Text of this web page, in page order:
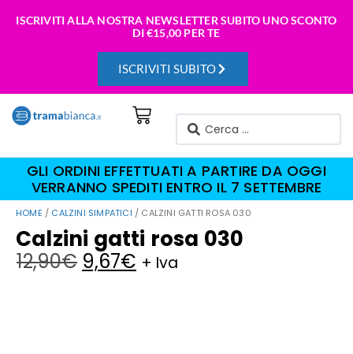
ISCRIVITI ALLA NOSTRA NEWSLETTER SUBITO UNO SCONTO
DI€15,00 PER TE
ISCRIVITI SUBITO
GLI ORDINI EFFETTUATI A PARTIRE DA OGGI
VERRANNO SPEDITI ENTRO IL 7 SETTEMBRE
HOME / CALZINI SIMPATICI / CALZINI GATTI ROSA 030
Calzini gatti rosa 030
12,90€ 9,67€ + Iva